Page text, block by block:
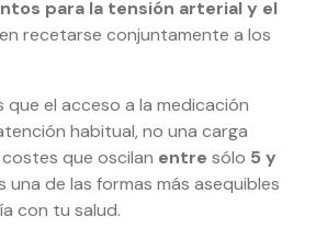
para la tensión arterial y el
recetarse conjuntamente a los
el acceso a la medicación
habitual, no una carga
que oscilan entre sólo 5 y
una de las formas más asequibles
con tu salud.